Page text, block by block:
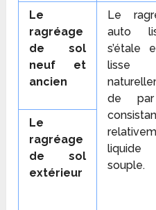
Le
ragréage
de sol
neuf et
ancien
Le
auto
s’étale
lisse
de
souple.
Le
ragréage
de sol
extérieur